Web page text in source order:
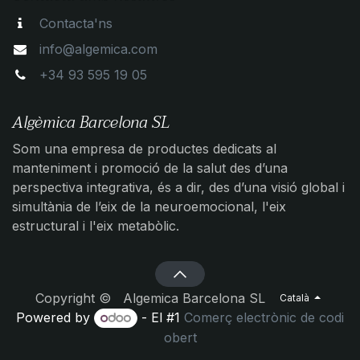
Contacta'ns
info@algemica.com
+34 93 595 19 05
Algèmica Barcelona SL
Som una empresa de productes dedicats al
manteniment i promoció de la salut des d’una
perspectiva integrativa, és a dir, des d’una visió global i
simultània de l’eix de la neuroemocional, l'eix
estructural i l'eix metabòlic.
Copyright © Algemica Barcelona SL Català
Powered by - El #1Comerç electrònic de codi
obert